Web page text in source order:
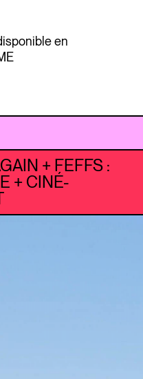
en
+ FEFFS :
+ CINÉ-